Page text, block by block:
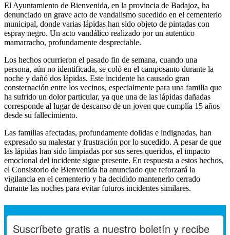
El Ayuntamiento de Bienvenida, en la provincia de Badajoz, ha
denunciado un grave acto de vandalismo sucedido en el cementerio
municipal, donde varias lápidas han sido objeto de pintadas con
espray negro. Un acto vandálico realizado por un autentico
mamarracho, profundamente despreciable.
Los hechos ocurrieron el pasado fin de semana, cuando una
persona, aún no identificada, se coló en el camposanto durante la
noche y dañó dos lápidas. Este incidente ha causado gran
consternación entre los vecinos, especialmente para una familia que
ha sufrido un dolor particular, ya que una de las lápidas dañadas
corresponde al lugar de descanso de un joven que cumplía 15 años
desde su fallecimiento.
Las familias afectadas, profundamente dolidas e indignadas, han
expresado su malestar y frustración por lo sucedido. A pesar de que
las lápidas han sido limpiadas por sus seres queridos, el impacto
emocional del incidente sigue presente. En respuesta a estos hechos,
el Consistorio de Bienvenida ha anunciado que reforzará la
vigilancia en el cementerio y ha decidido mantenerlo cerrado
durante las noches para evitar futuros incidentes similares.